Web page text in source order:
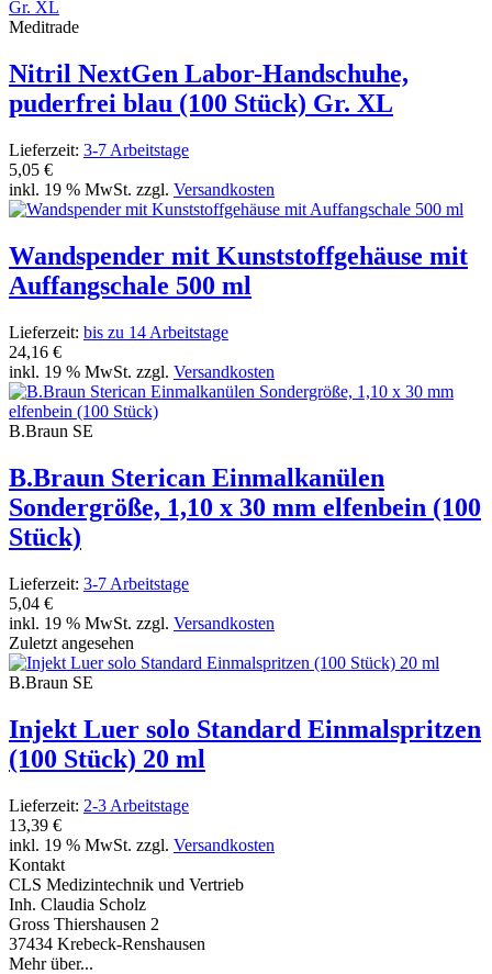
Meditrade
Nitril NextGen Labor-Handschuhe,
puderfrei blau (100 Stück) Gr. XL
Lieferzeit: 3-7 Arbeitstage
5,05 €
inkl. 19 % MwSt. zzgl. Versandkosten
Wandspender mit Kunststoffgehäuse mit
Auffangschale 500 ml
Lieferzeit: bis zu 14 Arbeitstage
24,16 €
inkl. 19 % MwSt. zzgl. Versandkosten
B.Braun SE
B.Braun Sterican Einmalkanülen
Sondergröße, 1,10 x 30 mm elfenbein (100
Stück)
Lieferzeit: 3-7 Arbeitstage
5,04 €
inkl. 19 % MwSt. zzgl. Versandkosten
Zuletzt angesehen
B.Braun SE
Injekt Luer solo Standard Einmalspritzen
(100 Stück) 20 ml
Lieferzeit: 2-3 Arbeitstage
13,39 €
inkl. 19 % MwSt. zzgl. Versandkosten
Kontakt
CLS Medizintechnik und Vertrieb
Inh. Claudia Scholz
Gross Thiershausen 2
37434 Krebeck-Renshausen
Mehr über...